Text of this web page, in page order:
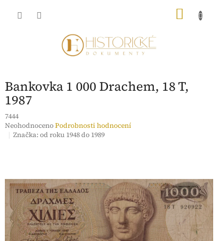
Bankovka 1 000 Drachem, 18 T,
1987
7444
Průměrné
hodnocení
5
hvězdiček.
NeohodnocenoPodrobnosti hodnocení
Značka:od roku 1948 do 1989